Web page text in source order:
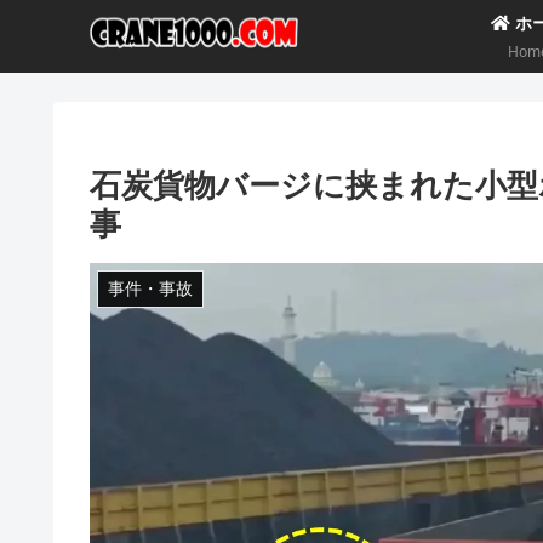
ホ
石炭貨物バージに挟まれた小
事
事件・事故